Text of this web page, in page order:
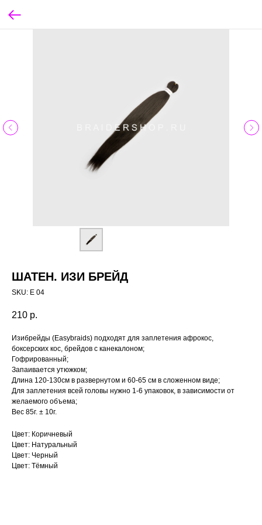
ШАТЕН. ИЗИ БРЕЙД
SKU: E 04
210 р.
Изибрейды (Easybraids) подходят для заплетения афрокос,
боксерских кос, брейдов с канекалоном;
Гофрированный;
Запаивается утюжком;
Длина 120-130см в развернутом и 60-65 см в сложенном виде;
Для заплетения всей головы нужно 1-6 упаковок, в зависимости от
желаемого объема;
Вес 85г. ± 10г.
Цвет: Коричневый
Цвет: Натуральный
Цвет: Черный
Цвет: Тёмный